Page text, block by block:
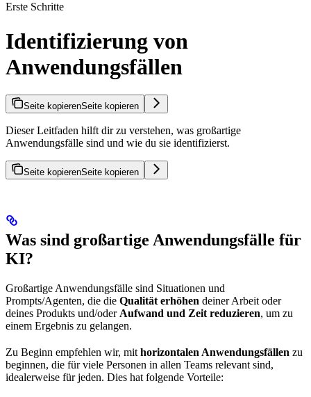
Erste Schritte
Identifizierung von
Anwendungsfällen
Seite kopierenSeite kopieren
Dieser Leitfaden hilft dir zu verstehen, was großartige
Anwendungsfälle sind und wie du sie identifizierst.
Seite kopierenSeite kopieren
Was sind großartige Anwendungsfälle für
KI?
Großartige Anwendungsfälle sind Situationen und
Prompts/Agenten, die die Qualität erhöhen deiner Arbeit oder
deines Produkts und/oder Aufwand und Zeit reduzieren, um zu
einem Ergebnis zu gelangen.
Zu Beginn empfehlen wir, mit horizontalen Anwendungsfällen zu
beginnen, die für viele Personen in allen Teams relevant sind,
idealerweise für jeden. Dies hat folgende Vorteile: